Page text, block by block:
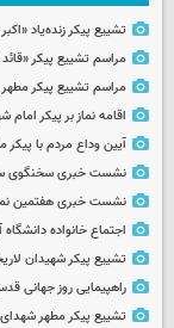
تشییع پیکر زنده‌یاد
مراسم تشییع پیکر
مراسم تشییع پیکر
اقامه نماز بر پیکر
آیین وداع مردم با
نشست خبری سخنگوی
نشست خبری هفتمین
اجتماع خانواده
تشییع پیکر شهیدان
راهپیمایی روز جهانی
تشییع پیکر مطهر